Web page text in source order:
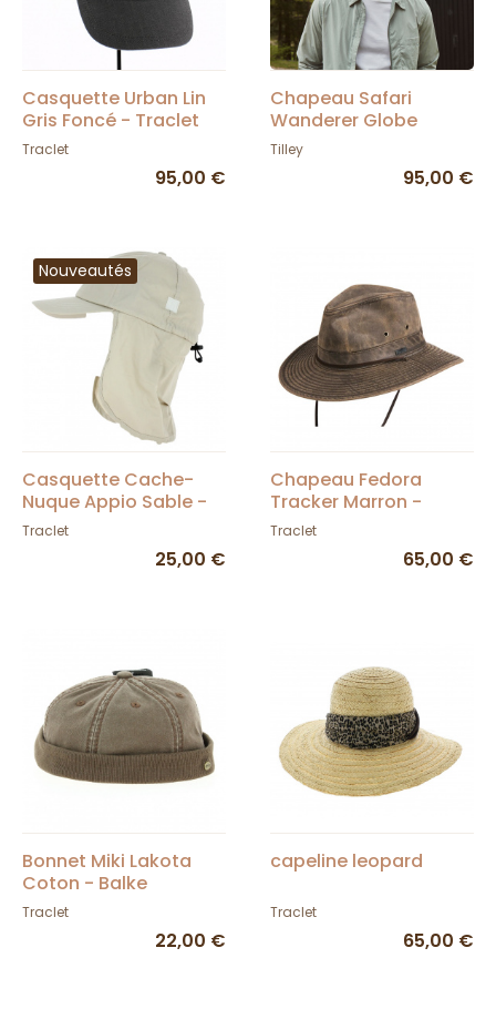
Casquette Urban Lin
Gris Foncé - Traclet
Traclet
95,00 €
Chapeau Safari
Wanderer Globe
Trotteur T3 Wanderer
Gris - Tilley
Tilley
95,00 €
Nouveautés
Casquette Cache-
Nuque Appio Sable -
Traclet
Traclet
25,00 €
Chapeau Fedora
Tracker Marron -
Conner Hats
Traclet
65,00 €
Bonnet Miki Lakota
Coton - Balke
Traclet
22,00 €
capeline leopard
Traclet
65,00 €